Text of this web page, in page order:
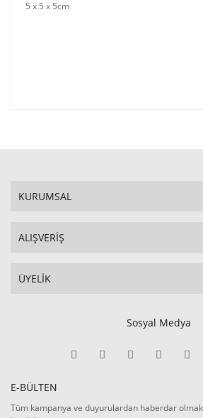
5 x 5 x 5cm
KURUMSAL
ALIŞVERİŞ
ÜYELİK
Sosyal Medya
E-BÜLTEN
Tüm kampanya ve duyurulardan haberdar